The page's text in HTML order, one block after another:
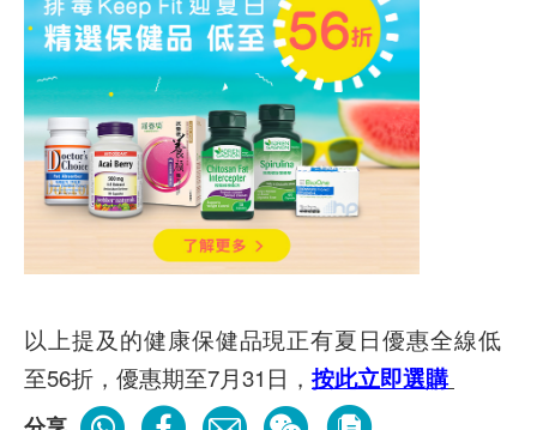
以上提及的健康保健品現正有夏日優惠全線低
至56折，優惠期至7月31日， 按此立即選購